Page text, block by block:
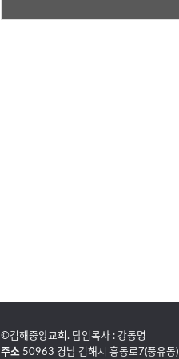
©김해중앙교회. 담임목사 : 강동명
주소 50963 경남 김해시 흥동로7(풍유동)